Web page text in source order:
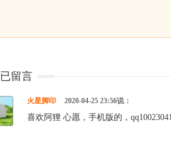
已留言
火星脚印 2020-04-25 23:56说：
喜欢阿狸 心愿，手机版的，